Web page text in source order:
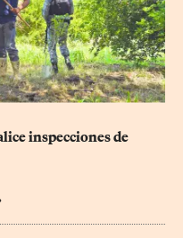
inspecciones de